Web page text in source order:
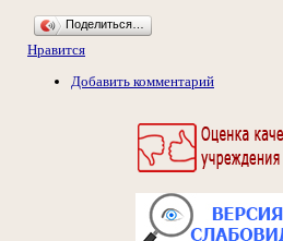
Поделиться…
Нравится
Добавить комментарий